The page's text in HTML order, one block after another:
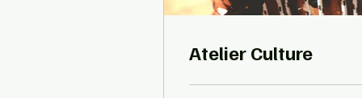
Atelier Culture